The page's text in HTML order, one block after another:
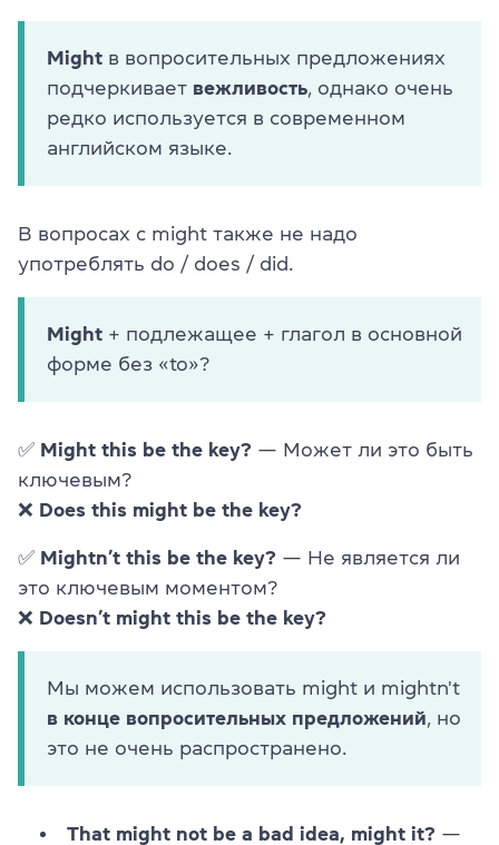
Might в вопросительных предложениях
подчеркивает вежливость, однако очень
редко используется в современном
английском языке.
В вопросах с might также не надо
употреблять do / does / did.
Might + подлежащее + глагол в основной
форме без «to»?
✅ Might this be the key? — Может ли это быть
ключевым?
❌ Does this might be the key?
✅ Mightn’t this be the key? — Не является ли
это ключевым моментом?
❌ Doesn’t might this be the key?
Мы можем использовать might и mightn't
в конце вопросительных предложений, но
это не очень распространено.
That might not be a bad idea, might it? —